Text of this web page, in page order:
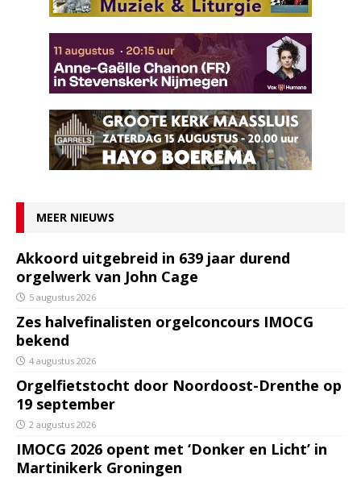
MEER NIEUWS
Akkoord uitgebreid in 639 jaar durend
orgelwerk van John Cage
5 augustus 2026
Zes halvefinalisten orgelconcours IMOCG
bekend
4 augustus 2026
Orgelfietstocht door Noordoost-Drenthe op
19 september
2 augustus 2026
IMOCG 2026 opent met ‘Donker en Licht’ in
Martinikerk Groningen